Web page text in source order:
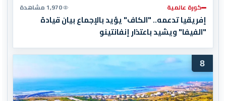
كورة عالمية 1,970 مشاهدة
إفريقيا تدعمه.. "الكاف" يؤيد بالإجماع بيان قيادة
"الفيفا" ويشيد باعتذار إنفانتينو
8